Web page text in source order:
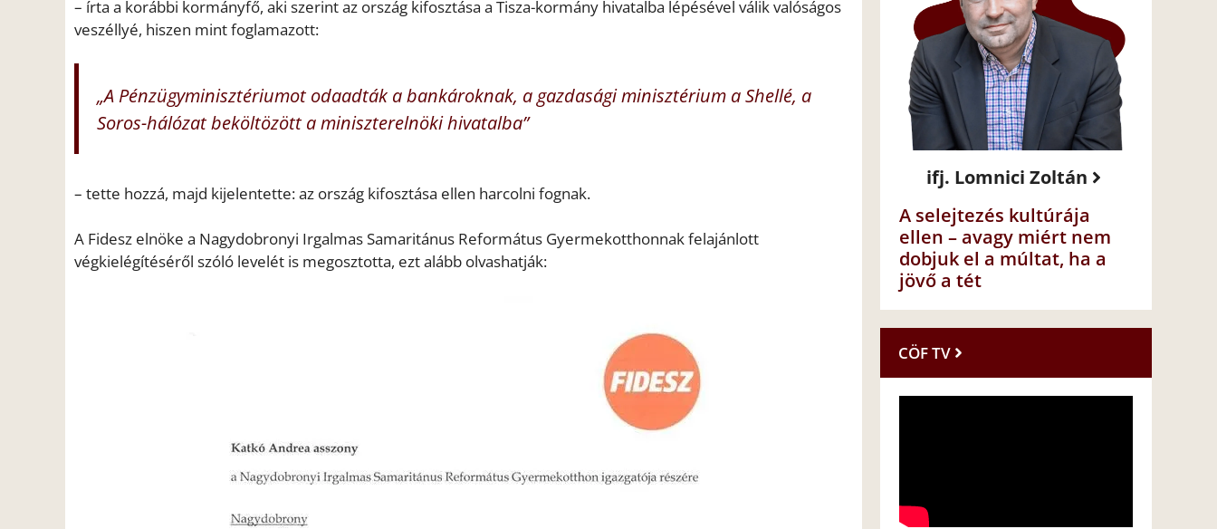
– írta a korábbi kormányfő, aki szerint az ország kifosztása a Tisza-kormány hivatalba lépésével válik valóságos
veszéllyé, hiszen mint foglamazott:
„A Pénzügyminisztériumot odaadták a bankároknak, a gazdasági minisztérium a Shellé, a
Soros-hálózat beköltözött a miniszterelnöki hivatalba”
– tette hozzá, majd kijelentette: az ország kifosztása ellen harcolni fognak.
A Fidesz elnöke a Nagydobronyi Irgalmas Samaritánus Református Gyermekotthonnak felajánlott
végkielégítéséről szóló levelét is megosztotta, ezt alább olvashatják:
ifj. Lomnici Zoltán
A selejtezés kultúrája
ellen – avagy miért nem
dobjuk el a múltat, ha a
jövő a tét
CÖF TV